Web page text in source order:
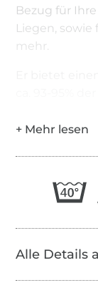
Bezug für
Liegen, sowie
mehr.
Alle Details